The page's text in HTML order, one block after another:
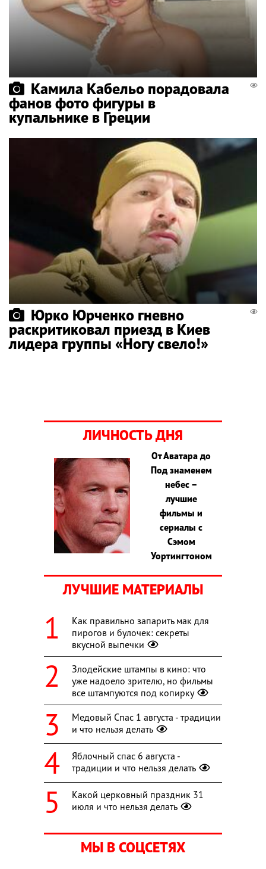
Камила Кабельо порадовала
фанов фото фигуры в
купальнике в Греции
Юрко Юрченко гневно
раскритиковал приезд в Киев
лидера группы «Ногу свело!»
ЛИЧНОСТЬ ДНЯ
От Аватара до
Под знаменем
небес –
лучшие
фильмы и
сериалы с
Сэмом
Уортингтоном
ЛУЧШИЕ МАТЕРИАЛЫ
Как правильно запарить мак для
пирогов и булочек: секреты
вкусной выпечки
Злодейские штампы в кино: что
уже надоело зрителю, но фильмы
все штампуются под копирку
Медовый Спас 1 августа - традиции
и что нельзя делать
Яблочный спас 6 августа -
традиции и что нельзя делать
Какой церковный праздник 31
июля и что нельзя делать
МЫ В СОЦСЕТЯХ